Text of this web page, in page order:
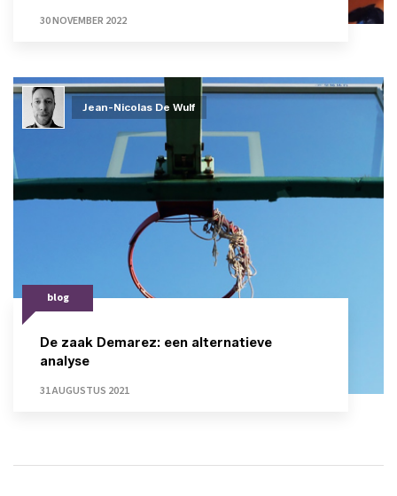
30 NOVEMBER 2022
blog
De zaak Demarez: een alternatieve
analyse
31 AUGUSTUS 2021
Jean-Nicolas De Wulf